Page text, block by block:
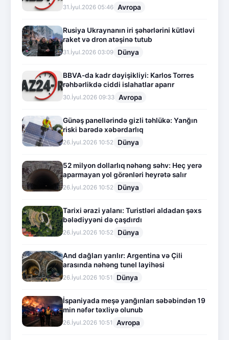
31.İyul.2026 05:46 Avropa
Rusiya Ukraynanın iri şəhərlərini kütləvi
raket və dron atəşinə tutub
31.İyul.2026 03:09 Dünya
BBVA-da kadr dəyişikliyi: Karlos Torres
rəhbərlikdə ciddi islahatlar aparır
30.İyul.2026 09:33 Avropa
Günəş panellərində gizli təhlükə: Yanğın
riski barədə xəbərdarlıq
26.İyul.2026 10:52 Dünya
52 milyon dollarlıq nəhəng səhv: Heç yerə
aparmayan yol görənləri heyrətə salır
26.İyul.2026 10:52 Dünya
Tarixi ərazi yalanı: Turistləri aldadan şəxs
bələdiyyəni də çaşdırdı
26.İyul.2026 10:52 Dünya
And dağları yarılır: Argentina və Çili
arasında nəhəng tunel layihəsi
26.İyul.2026 10:51 Dünya
İspaniyada meşə yanğınları səbəbindən 19
min nəfər təxliyə olunub
26.İyul.2026 10:51 Avropa